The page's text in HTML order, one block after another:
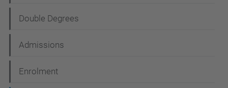
g
a
i
o
Double Degrees
Admissions
Enrolment